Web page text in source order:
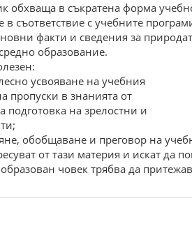
обхваща в съкратена форма
в съответствие с учебните
факти и сведения за
образование.
усвояване на учебния
пропуски в знанията от
подготовка на зрелостни и
обобщаване и преговор на
от тази материя и искат да
човек трябва да